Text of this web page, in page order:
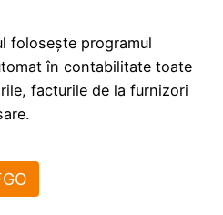
folosește programul
în contabilitate toate
facturile de la furnizori